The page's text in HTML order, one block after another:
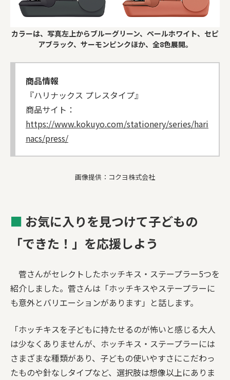
カラーは、写真左上からブルーグリーン、ペールホワイト、セピ
アブラック、サーモンピンクほか、全8色展開。
商品情報
『ハリナックス プレスタイプ』
商品サイト：
https://www.kokuyo.com/stationery/series/hari
nacs/press/
画像提供：コクヨ株式会社
■ お気に入りを見つけて子どもの
「できた！」を応援しよう
菅さんがセレクトしたホッチキス・ステープラー5つを
紹介しました。菅さんは「ホッチキスやステープラーに
も意外とバリエーションがあります」と話します。
「ホッチキスを子どもに持たせるのが怖いと感じる大人
は少なくありませんが、ホッチキス・ステープラーには
さまざまな種類があり、子どもの使いやすさにこだわっ
たものや針なしタイプなど、選択肢は想像以上にありま